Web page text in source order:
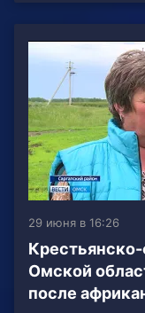
29 июня в 16:26
Омской
после